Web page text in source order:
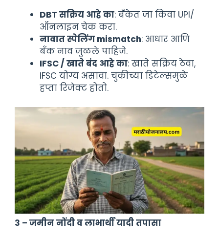
DBT सक्रिय आहे का: बँकेत जा किंवा UPI/
ऑनलाइन चेक करा.
नावात स्पेलिंग mismatch: आधार आणि
बँक नाव जुळले पाहिजे.
IFSC / खाते बंद आहे का: खाते सक्रिय ठेवा,
IFSC योग्य असावा. चुकीच्या डिटेल्समुळे
हप्ता रिजेक्ट होतो.
३ – जमीन नोंदी व लाभार्थी यादी तपासा